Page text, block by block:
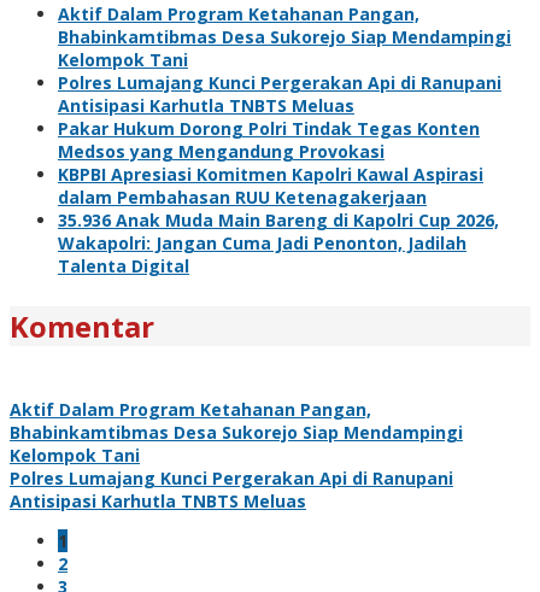
Aktif Dalam Program Ketahanan Pangan,
Bhabinkamtibmas Desa Sukorejo Siap Mendampingi
Kelompok Tani
Polres Lumajang Kunci Pergerakan Api di Ranupani
Antisipasi Karhutla TNBTS Meluas
Pakar Hukum Dorong Polri Tindak Tegas Konten
Medsos yang Mengandung Provokasi
KBPBI Apresiasi Komitmen Kapolri Kawal Aspirasi
dalam Pembahasan RUU Ketenagakerjaan
35.936 Anak Muda Main Bareng di Kapolri Cup 2026,
Wakapolri: Jangan Cuma Jadi Penonton, Jadilah
Talenta Digital
Komentar
Aktif Dalam Program Ketahanan Pangan,
Bhabinkamtibmas Desa Sukorejo Siap Mendampingi
Kelompok Tani
Polres Lumajang Kunci Pergerakan Api di Ranupani
Antisipasi Karhutla TNBTS Meluas
1
2
3